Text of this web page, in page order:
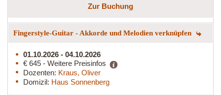
Zur Buchung
Fingerstyle-Guitar - Akkorde und Melodien verknüpfen
01.10.2026 - 04.10.2026
€ 645 - Weitere Preisinfos
Dozenten: Kraus, Oliver
Domizil: Haus Sonnenberg